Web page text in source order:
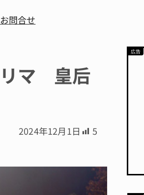
お問合せ
マ 皇后
2024年12月1日 5